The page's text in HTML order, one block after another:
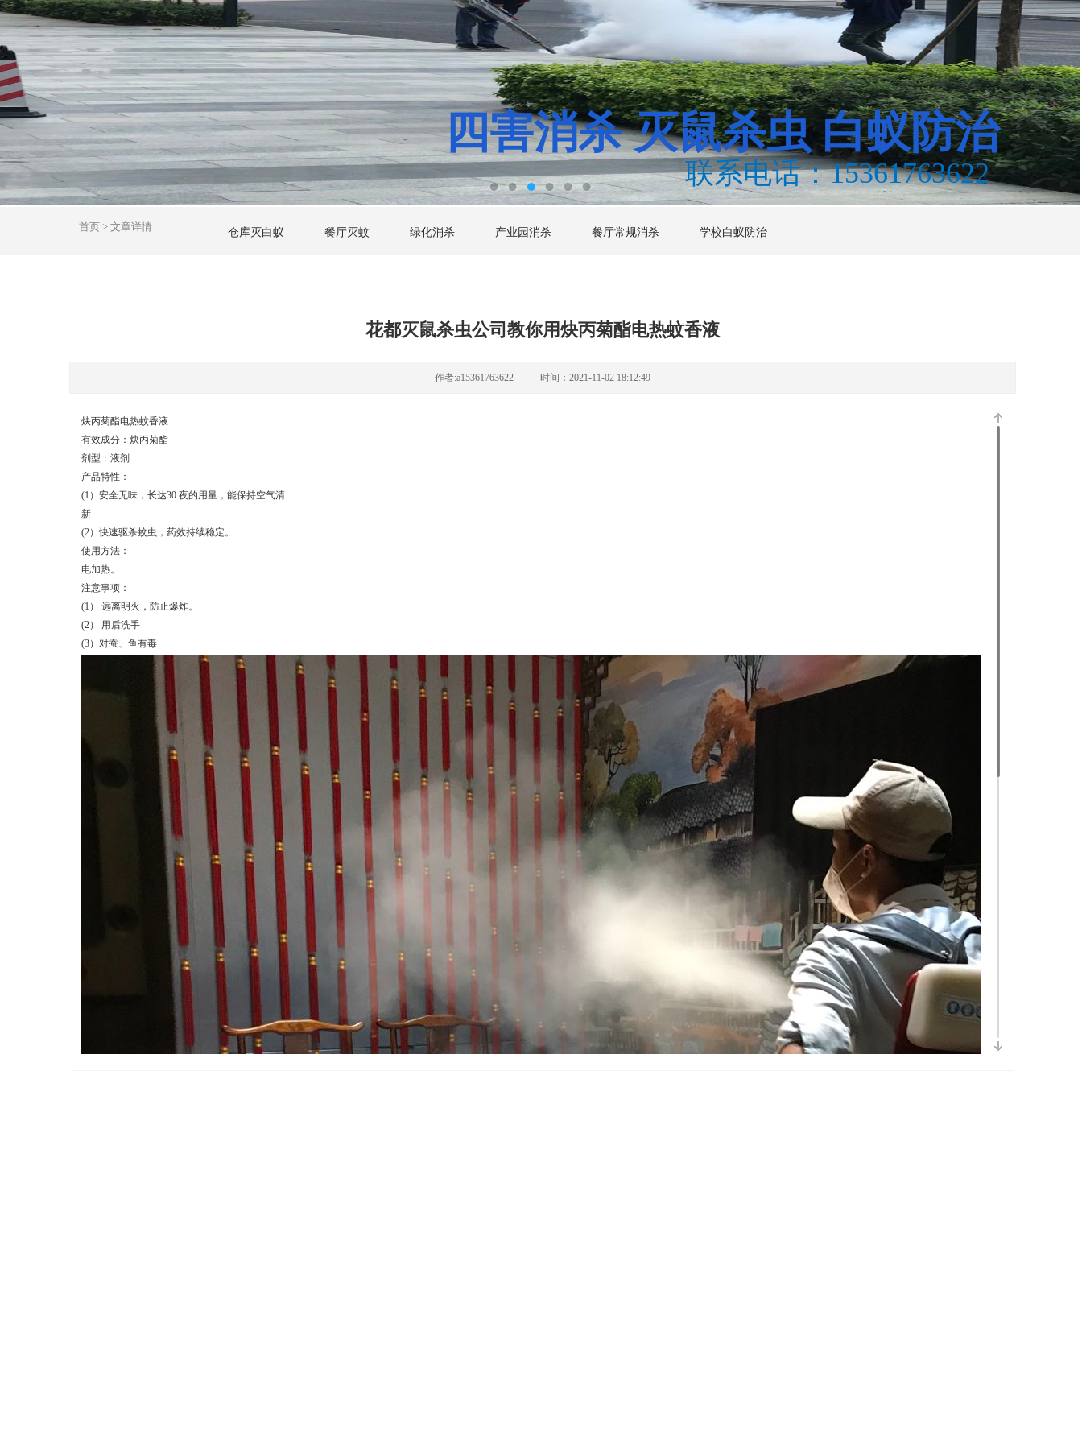
1 2 3 4 6
四害消杀灭鼠杀虫白蚁防治
联系电话：15361763622
仓库灭白蚁 餐厅灭蚊 绿化消杀 产业园消杀 餐厅常规消杀 学校白蚁防治
首页 > 文章详情
花都灭鼠杀虫公司教你用炔丙菊酯电热蚊香液
作者:a15361763622 时间：2021-11-02 18:12:49
炔丙菊酯电热蚊香液
有效成分：炔丙菊酯
剂型：液剂
产品特性：
(1）安全无味，长达30.夜的用量，能保持空气清
新
(2）快速驱杀蚊虫，药效持续稳定。
使用方法：
电加热。
注意事项：
(1） 远离明火，防止爆炸。
(2） 用后洗手
(3）对蚕、鱼有毒